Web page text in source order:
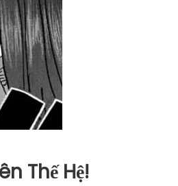
Thế Hệ!